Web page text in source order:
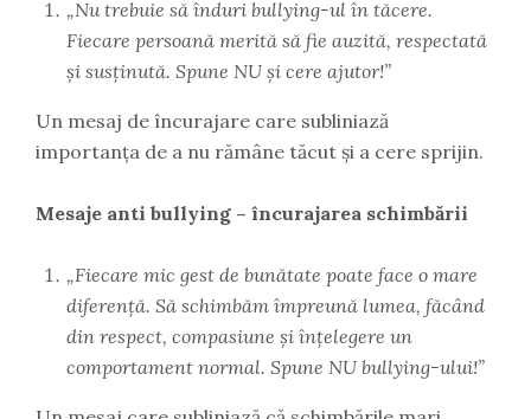
„Nu trebuie să înduri bullying-ul în tăcere.
Fiecare persoană merită să fie auzită, respectată
și susținută. Spune NU și cere ajutor!”
Un mesaj de încurajare care subliniază
importanța de a nu rămâne tăcut și a cere sprijin.
Mesaje anti bullying – încurajarea schimbării
„Fiecare mic gest de bunătate poate face o mare
diferență. Să schimbăm împreună lumea, făcând
din respect, compasiune și înțelegere un
comportament normal. Spune NU bullying-ului!”